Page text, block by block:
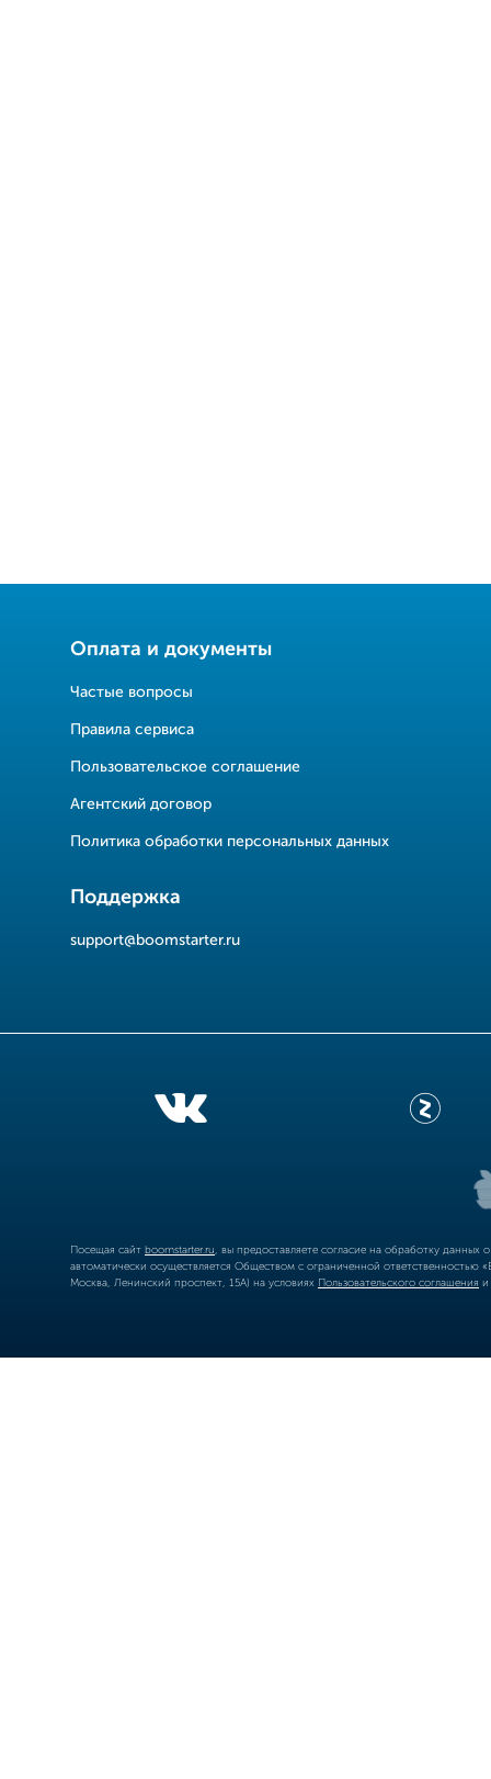
Оплата и документы
Частые вопросы
Правила сервиса
Пользовательское соглашение
Агентский договор
Политика обработки персональных данных
Поддержка
support@boomstarter.ru
Посещая сайт boomstarter.ru , вы предоставляете согласие на обработку
автоматически осуществляется Обществом с ограниченной
Москва, Ленинский проспект, 15А) на условиях Пользовательского соглашения и